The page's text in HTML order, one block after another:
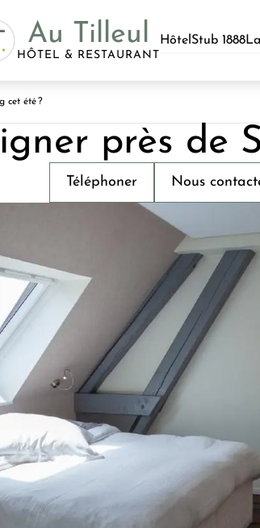
Au Tilleul
HÔTEL & RESTAURANT
Hôtel Stub 1888
cet été ?
près de
Téléphoner Nous